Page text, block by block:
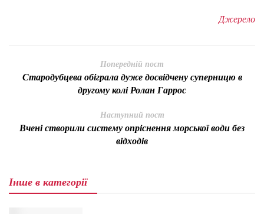
Джерело
Попередній пост
Стародубцева обіграла дуже досвідчену суперницю в
другому колі Ролан Гаррос
Наступний пост
Вчені створили систему опріснення морської води без
відходів
Інше в категорії